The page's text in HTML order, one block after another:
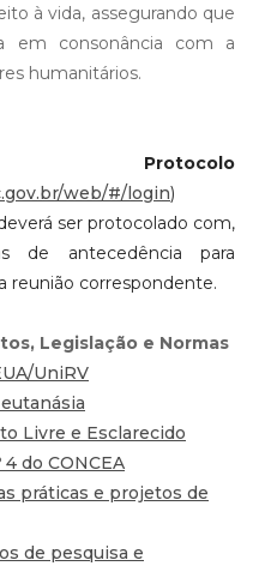
à vida, assegurando que
em consonância com a
humanitários.
Protocolo
web/#/login)
ser protocolado com,
de antecedência para
reunião correspondente.
Legislação e Normas
UniRV
Livre e Esclarecido
do CONCEA
práticas e projetos de
de pesquisa e